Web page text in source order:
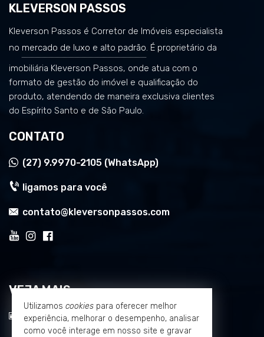
KLEVERSON PASSOS
Kleverson Passos é Corretor de Imóveis especialista
no mercado de luxo e alto padrão. É proprietário da
imobiliária Kleverson Passos, onde atua com o
formato de gestão do imóvel e qualificação do
produto, atendendo de maneira exclusiva clientes
do Espírito Santo e de São Paulo.
CONTATO
(27) 9.9970-2105 (WhatsApp)
ligamos para você
contato@kleversonpassos.com
VEJA MAIS
receba nosso newsletter
Utilizamos cookies para oferecer melhor
experiência, melhorar o desempenho, analisar
como você interage em nosso site e gravar